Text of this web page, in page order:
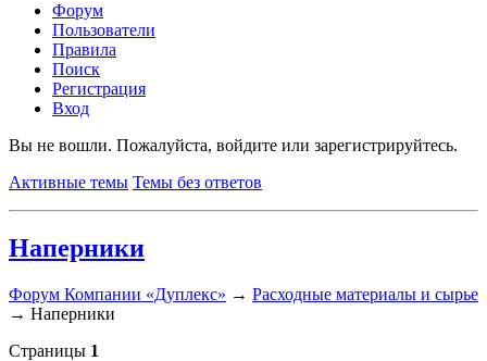
Форум
Пользователи
Правила
Поиск
Регистрация
Вход
Вы не вошли. Пожалуйста, войдите или зарегистрируйтесь.
Активные темы Темы без ответов
Наперники
Форум Компании «Дуплекс» → Расходные материалы и сырье
→ Наперники
Страницы 1